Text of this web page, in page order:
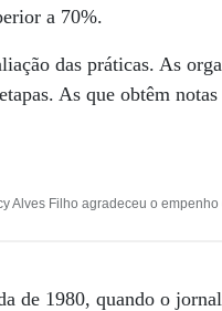
a 70%.
das práticas. As
As que obtêm
Alves Filho agradeceu o
de 1980, quando o